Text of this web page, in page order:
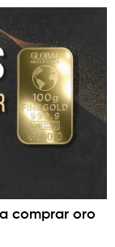
comprar oro